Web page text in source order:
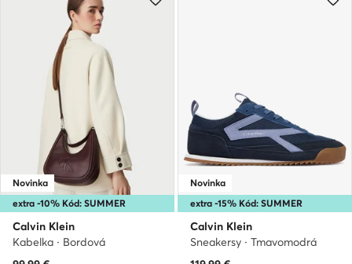
extra -10% Kód: SUMMER
Novinka
Calvin Klein
Kabelka · Bordová
extra -15% Kód: SUMMER
Novinka
Calvin Klein
Sneakersy · Tmavomodrá